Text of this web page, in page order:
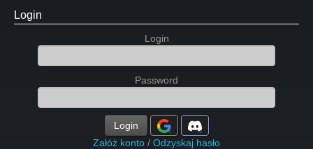
Login
Login
Password
Login
Załóż konto / Odzyskaj hasło